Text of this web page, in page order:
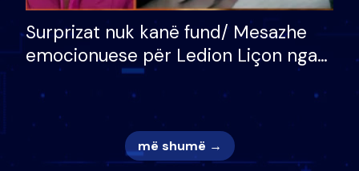
Surprizat nuk kanë fund/ Mesazhe
emocionuese për Ledion Liçon nga
nëna dhe fëmijët e tij, moderatori
nuk i mban dot lotët: Nuk meritoj…
më shumë →